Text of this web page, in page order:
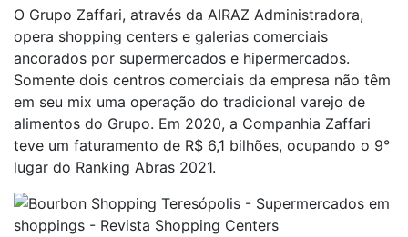
O Grupo Zaffari, através da AIRAZ Administradora,
opera shopping centers e galerias comerciais
ancorados por supermercados e hipermercados.
Somente dois centros comerciais da empresa não têm
em seu mix uma operação do tradicional varejo de
alimentos do Grupo. Em 2020, a Companhia Zaffari
teve um faturamento de R$ 6,1 bilhões, ocupando o 9°
lugar do Ranking Abras 2021.